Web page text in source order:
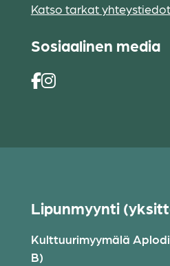
Katso tarkat yhteystiedot
Sosiaalinen media
Lipunmyynti
Kulttuurimyymälä
B)